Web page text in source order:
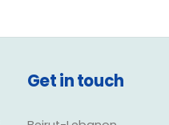
Get in touch